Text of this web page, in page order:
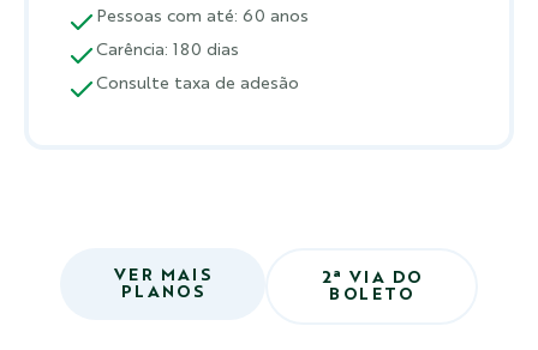
Pessoas com até: 60 anos
Carência: 180 dias
Consulte taxa de adesão
VER MAIS
PLANOS
2ª VIA DO
BOLETO